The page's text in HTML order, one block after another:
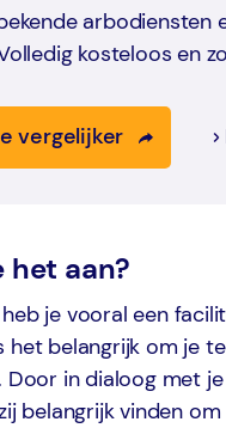
arbodiensten
kosteloos en
vergelijker
het aan?
je vooral een
het belangrijk om je
Door in dialoog met
belangrijk vinden